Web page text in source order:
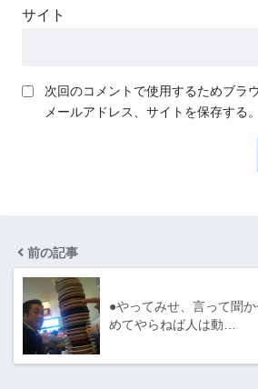
サイト
次回のコメントで使用するためブラ
メールアドレス、サイトを保存する。
前の記事
●やってみせ、言って聞
めてやらねば人は動…